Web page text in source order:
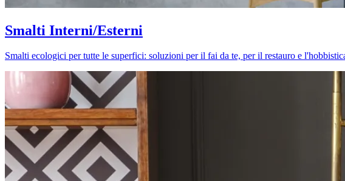
Smalti Interni/Esterni
Smalti ecologici per tutte le superfici: soluzioni per il fai da te, per il restauro e